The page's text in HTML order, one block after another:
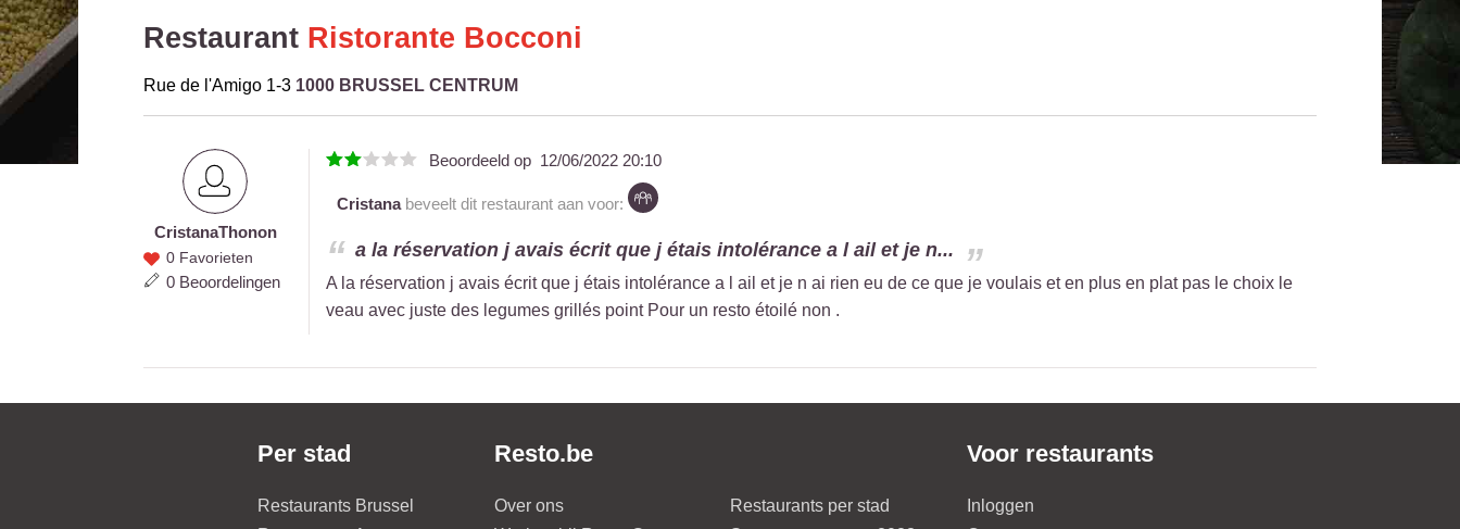
Restaurant Ristorante Bocconi
Rue de l'Amigo 1-3 1000 BRUSSEL CENTRUM
Cristana
Thonon
CristanaThonon
0 Favorieten
0 Beoordelingen
Beoordeeld op 12/06/2022 20:10
Cristanabeveelt dit restaurant aan voor:
a la réservation j avais écrit que j étais intolérance a l ail et je n...
A la réservation j avais écrit que j étais intolérance a l ail et je n ai rien eu de ce que je voulais et en plus en plat pas le choix le
veau avec juste des legumes grillés point Pour un resto étoilé non .
Per stad
Restaurants Brussel
Resto.be
Over ons
Restaurants per stad
Voor restaurants
Inloggen